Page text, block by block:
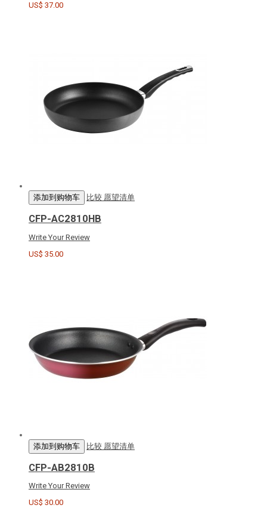
US$ 37.00
添加到购物车 比较 愿望清单
CFP-AC2810HB
Write Your Review
US$ 35.00
添加到购物车 比较 愿望清单
CFP-AB2810B
Write Your Review
US$ 30.00